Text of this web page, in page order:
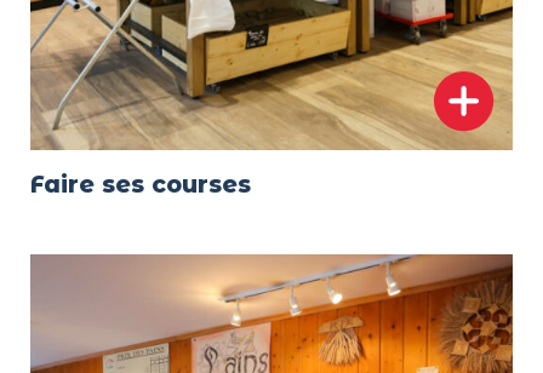
Faire ses courses